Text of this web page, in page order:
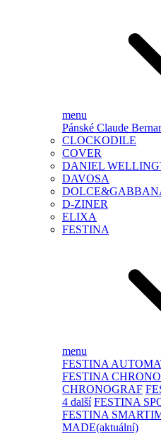
menu
Pánské Claude
CLOCKODILE
COVER
DANIEL
DAVOSA
D-ZINER
ELIXA
FESTINA
menu
FESTINA
FESTINA
CHRONOGRAF
4 další FESTINA
FESTINA
MADE(aktuální)